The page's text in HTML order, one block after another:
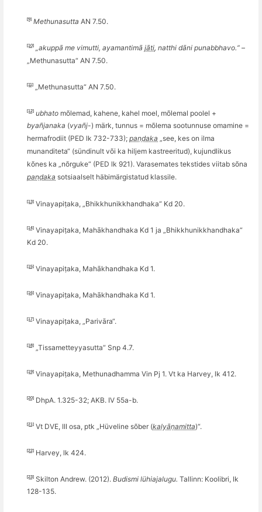
[9] Methunasutta AN 7.50.
[10] „akuppā me vimutti, ayamantimā jāti, natthi dāni punabbhavo.“ –
„Methunasutta“ AN 7.50.
[11] „Methunasutta“ AN 7.50.
[12] ubhato mõlemad, kahene, kahel moel, mõlemal poolel +
byañjanaka (vyañj-) märk, tunnus = mõlema sootunnuse omamine =
hermafrodiit (PED lk 732-733); paṇḍaka „see, kes on ilma
munanditeta“ (sündinult või ka hiljem kastreeritud), kujundlikus
kõnes ka „nõrguke“ (PED lk 921). Varasemates tekstides viitab sõna
paṇḍaka sotsiaalselt häbimärgistatud klassile.
[13] Vinayapiṭaka, „ Bhikkhunikkhandhaka“ Kd 20.
[14] Vinayapiṭaka, Mahākhandhaka Kd 1 ja „ Bhikkhunikkhandhaka“
Kd 20.
[15] Vinayapiṭaka, Mahākhandhaka Kd 1.
[16] Vinayapiṭaka, Mahākhandhaka Kd 1.
[17] Vinayapiṭaka, „Parivāra“.
[18] „Tissametteyyasutta“ Snp 4.7.
[19] Vinayapiṭaka, Methunadhamma Vin Pj 1. Vt ka Harvey, lk 412.
[20] DhpA. 1.325-32; AKB. IV 55a-b.
[21] Vt DVE, III osa, ptk „Hüveline sõber (kalyāṇamitta)“.
[22] Harvey, lk 424.
[23] Skilton Andrew. (2012). Budismi lühiajalugu. Tallinn: Koolibri, lk
128-135.